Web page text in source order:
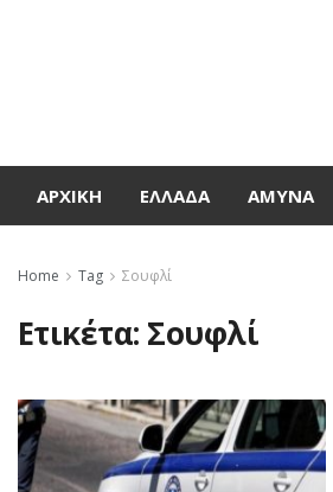
ΑΡΧΙΚΉ ΕΛΛΆΔΑ ΆΜΥΝΑ
Home Tag Σουφλί
Ετικέτα: Σουφλί